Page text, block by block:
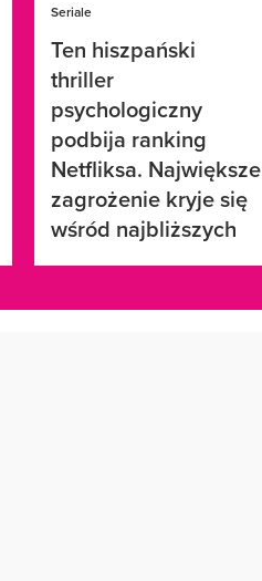
Seriale
Ten hiszpański
thriller
psychologiczny
podbija ranking
Netfliksa. Największe
zagrożenie kryje się
wśród najbliższych